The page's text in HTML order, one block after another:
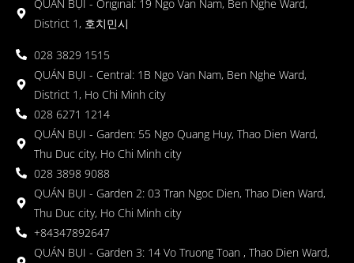
QUÁN BỤI - Original: 19 Ngo Van Nam, Ben Nghe Ward,
District 1, 호치민시
028 3829 1515
QUÁN BỤI - Central: 1B Ngo Van Nam, Ben Nghe Ward,
District 1, Ho Chi Minh city
028 6271 1214
QUÁN BỤI - Garden: 55 Ngo Quang Huy, Thao Dien Ward,
Thu Duc city, Ho Chi Minh city
028 3898 9088
QUÁN BỤI - Garden 2: 03 Tran Ngoc Dien, Thao Dien Ward,
Thu Duc city, Ho Chi Minh city
+84347892647
QUÁN BỤI - Garden 3: 14 Vo Truong Toan , Thao Dien Ward,